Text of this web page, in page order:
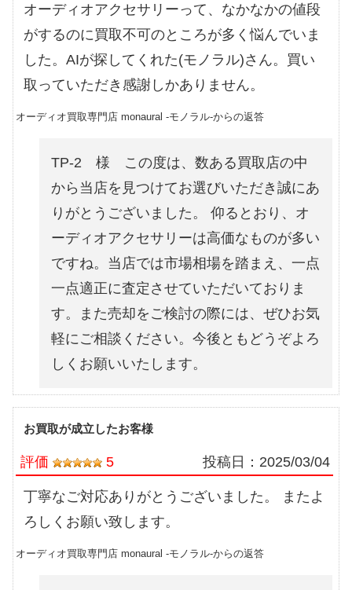
オーディオアクセサリーって、なかなかの値段
がするのに買取不可のところが多く悩んでいま
した。AIが探してくれた(モノラル)さん。買い
取っていただき感謝しかありません。
オーディオ買取専門店 monaural -モノラル-からの返答
TP-2 様 この度は、数ある買取店の中
から当店を見つけてお選びいただき誠にあ
りがとうございました。 仰るとおり、オ
ーディオアクセサリーは高価なものが多い
ですね。当店では市場相場を踏まえ、一点
一点適正に査定させていただいておりま
す。また売却をご検討の際には、ぜひお気
軽にご相談ください。今後ともどうぞよろ
しくお願いいたします。
お買取が成立したお客様
評価 5 投稿日： 2025/03/04
丁寧なご対応ありがとうございました。 またよ
ろしくお願い致します。
オーディオ買取専門店 monaural -モノラル-からの返答